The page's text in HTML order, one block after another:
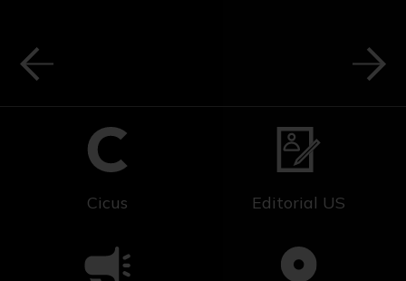
Cicus Editorial US